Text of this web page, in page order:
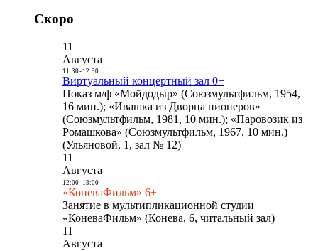
Скоро
11
Августа
11:30- 12:30
Виртуальный концертный зал 0+
Показ м/ф «Мойдодыр» (Союзмультфильм, 1954,
16 мин.); «Ивашка из Дворца пионеров»
(Союзмультфильм, 1981, 10 мин.); «Паровозик из
Ромашкова» (Союзмультфильм, 1967, 10 мин.)
(Ульяновой, 1, зал № 12)
11
Августа
12:00- 13:00
«КоневаФильм» 6+
Занятие в мультипликационной студии
«КоневаФильм» (Конева, 6, читальный зал)
11
Августа